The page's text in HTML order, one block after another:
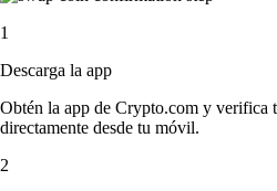
1
Descarga la app
Obtén la app de Crypto.com y verifica
directamente desde tu móvil.
2